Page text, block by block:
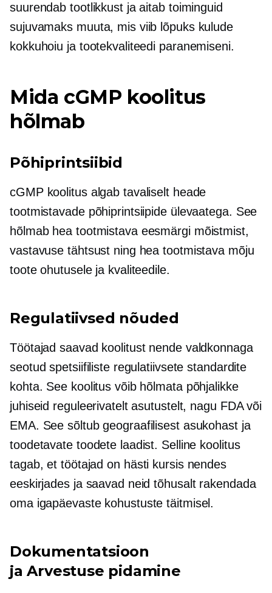
suurendab tootlikkust ja aitab toiminguid
sujuvamaks muuta, mis viib lõpuks kulude
kokkuhoiu ja tootekvaliteedi paranemiseni.
Mida cGMP koolitus
hõlmab
Põhiprintsiibid
cGMP koolitus algab tavaliselt heade
tootmistavade põhiprintsiipide ülevaatega. See
hõlmab hea tootmistava eesmärgi mõistmist,
vastavuse tähtsust ning hea tootmistava mõju
toote ohutusele ja kvaliteedile.
Regulatiivsed nõuded
Töötajad saavad koolitust nende valdkonnaga
seotud spetsiifiliste regulatiivsete standardite
kohta. See koolitus võib hõlmata põhjalikke
juhiseid reguleerivatelt asutustelt, nagu FDA või
EMA. See sõltub geograafilisest asukohast ja
toodetavate toodete laadist. Selline koolitus
tagab, et töötajad on hästi kursisnendes
eeskirjades ja saavad neid tõhusalt rakendada
oma igapäevaste kohustuste täitmisel.
Dokumentatsioon
jaArvestuse pidamine